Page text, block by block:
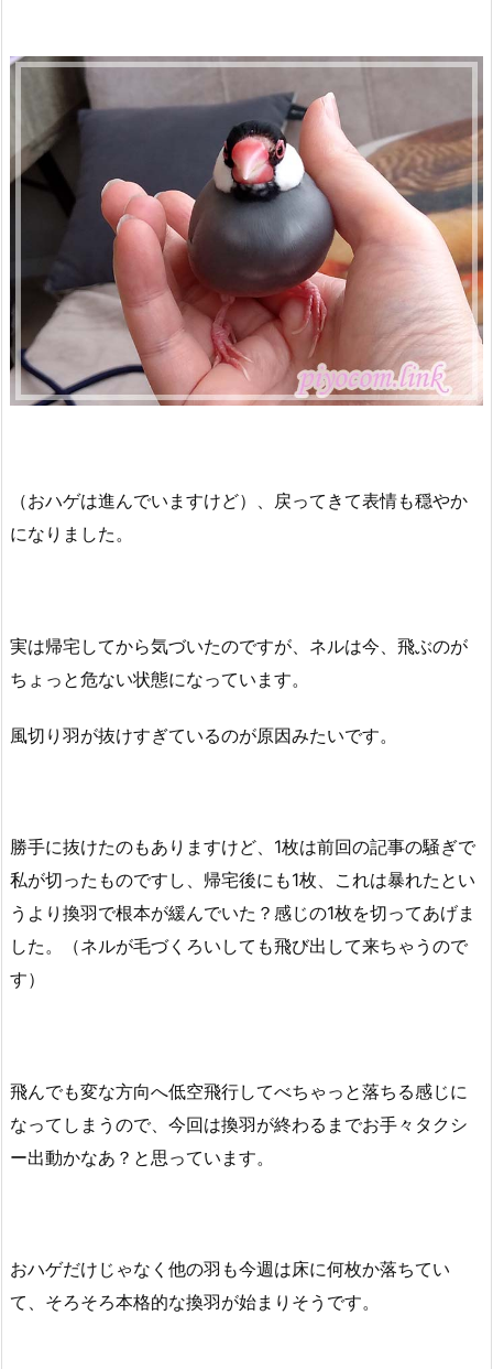
（おハゲは進んでいますけど）、戻ってきて表情も穏やか
になりました。
実は帰宅してから気づいたのですが、ネルは今、飛ぶのが
ちょっと危ない状態になっています。
風切り羽が抜けすぎているのが原因みたいです。
勝手に抜けたのもありますけど、1枚は前回の記事の騒ぎで
私が切ったものですし、帰宅後にも1枚、これは暴れたとい
うより換羽で根本が緩んでいた？感じの1枚を切ってあげま
した。（ネルが毛づくろいしても飛び出して来ちゃうので
す）
飛んでも変な方向へ低空飛行してべちゃっと落ちる感じに
なってしまうので、今回は換羽が終わるまでお手々タクシ
ー出動かなあ？と思っています。
おハゲだけじゃなく他の羽も今週は床に何枚か落ちてい
て、そろそろ本格的な換羽が始まりそうです。